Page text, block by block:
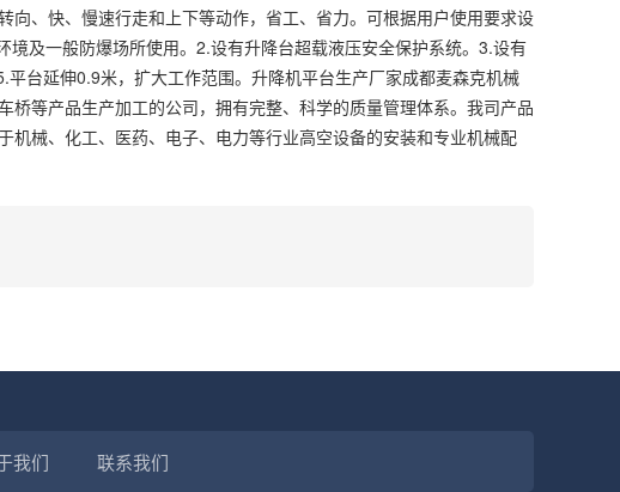
、快、慢速行走和上下等动作，省工、省力。可根据用户使用要求设
及一般防爆场所使用。2.设有升降台超载液压安全保护系统。3.设有
台延伸0.9米，扩大工作范围。升降机平台生产厂家成都麦森克机械
等产品生产加工的公司，拥有完整、科学的质量管理体系。我司产品
械、化工、医药、电子、电力等行业高空设备的安装和专业机械配
我们 联系我们